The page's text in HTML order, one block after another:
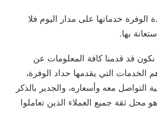
الوفرة خدماتها على مدار اليوم فلا
بها.
نكون قد قدمنا كافة المعلومات عن
الخدمات التي يقدمها حداد الوفرة،
التواصل معه وأسعاره، والجدير بالذكر
محل ثقة جميع العملاء الذين تعاملوا